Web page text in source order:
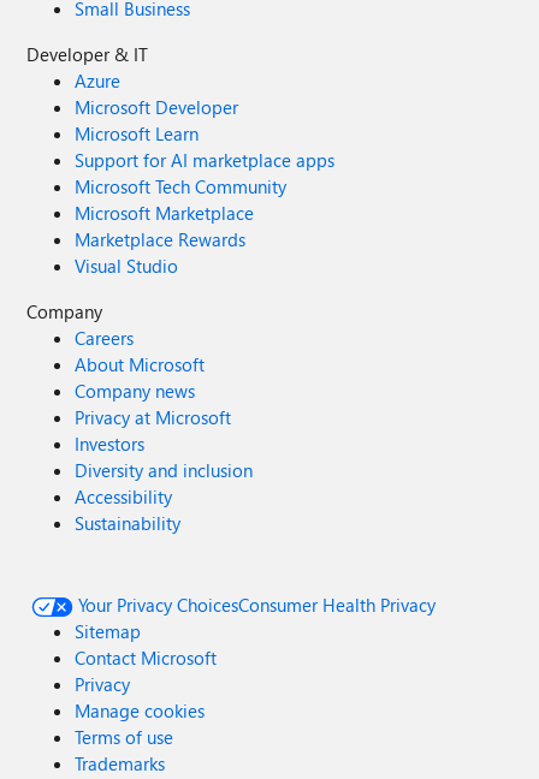
Small Business
Developer & IT
Azure
Microsoft Developer
Microsoft Learn
Support for AI marketplace apps
Microsoft Tech Community
Microsoft Marketplace
Marketplace Rewards
Visual Studio
Company
Careers
About Microsoft
Company news
Privacy at Microsoft
Investors
Diversity and inclusion
Accessibility
Sustainability
Your Privacy ChoicesConsumer Health Privacy
Sitemap
Contact Microsoft
Privacy
Manage cookies
Terms of use
Trademarks